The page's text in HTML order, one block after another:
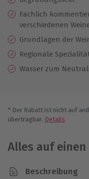
Fachlich
verschiedenen
Grundlagen der
Regionale
Wasser zum
* Der Rabatt ist nicht auf
übertragbar. Details
Alles auf einen
Beschreibung